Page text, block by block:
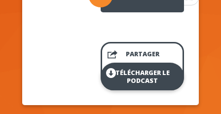
PARTAGER
TÉLÉCHARGER LE
PODCAST